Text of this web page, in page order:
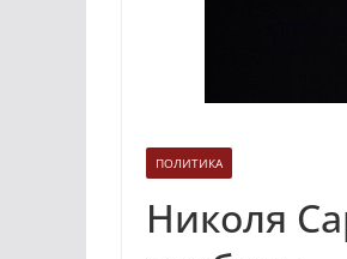
ПОЛИТИКА
Николя